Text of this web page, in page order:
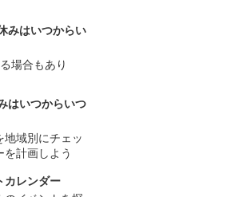
みはいつからい
場合もあり
はいつからいつ
域別にチェッ
計画しよう
カレンダー